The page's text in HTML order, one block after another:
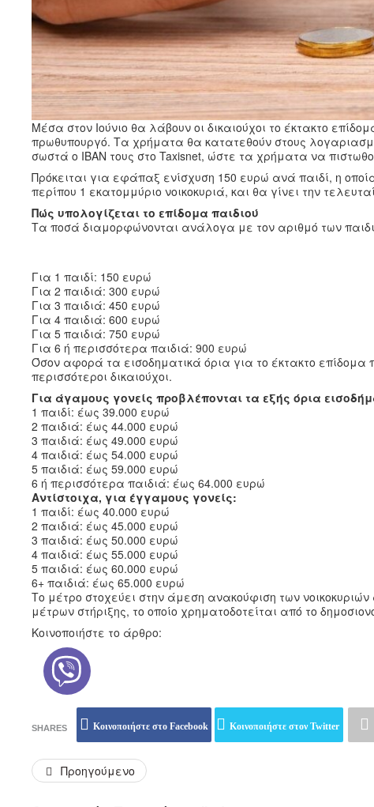
Μέσα στον Ιούνιο θα λάβουν οι δικαιούχοι το έκτακτο
πρωθυπουργό. Τα χρήματα θα κατατεθούν στους
σωστά ο IBAN τους στο Taxisnet, ώστε τα χρήματα να
Πρόκειται για εφάπαξ ενίσχυση 150 ευρώ ανά παιδί, η
περίπου 1 εκατομμύριο νοικοκυριά, και θα γίνει την
Πώς υπολογίζεται το επίδομα παιδιού
Τα ποσά διαμορφώνονται ανάλογα με τον αριθμό των
Για 1 παιδί: 150 ευρώ
Για 2 παιδιά: 300 ευρώ
Για 3 παιδιά: 450 ευρώ
Για 4 παιδιά: 600 ευρώ
Για 5 παιδιά: 750 ευρώ
Για 6 ή περισσότερα παιδιά: 900 ευρώ
Όσον αφορά τα εισοδηματικά όρια για το έκτακτο
περισσότεροι δικαιούχοι.
Για άγαμους γονείς προβλέπονται τα εξής όρια
1 παιδί: έως 39.000 ευρώ
2 παιδιά: έως 44.000 ευρώ
3 παιδιά: έως 49.000 ευρώ
4 παιδιά: έως 54.000 ευρώ
5 παιδιά: έως 59.000 ευρώ
6 ή περισσότερα παιδιά: έως 64.000 ευρώ
Αντίστοιχα, για έγγαμους γονείς:
1 παιδί: έως 40.000 ευρώ
2 παιδιά: έως 45.000 ευρώ
3 παιδιά: έως 50.000 ευρώ
4 παιδιά: έως 55.000 ευρώ
5 παιδιά: έως 60.000 ευρώ
6+ παιδιά: έως 65.000 ευρώ
Το μέτρο στοχεύει στην άμεση ανακούφιση των
μέτρων στήριξης, το οποίο χρηματοδοτείται από το
Κοινοποιήστε το άρθρο:
SHARES Κοινοποιήστε στο Facebook Κοινοποιήστε στον Twitter
Προηγούμενο